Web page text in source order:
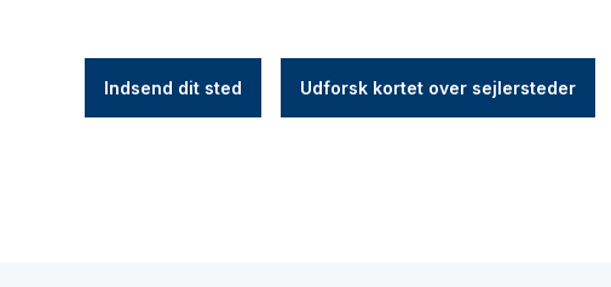
Indsend dit sted Udforsk kortet over sejlersteder